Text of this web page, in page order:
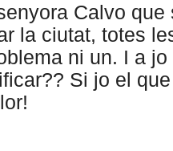
Calvo
la ciutat, totes
ni un. I a
Si jo el